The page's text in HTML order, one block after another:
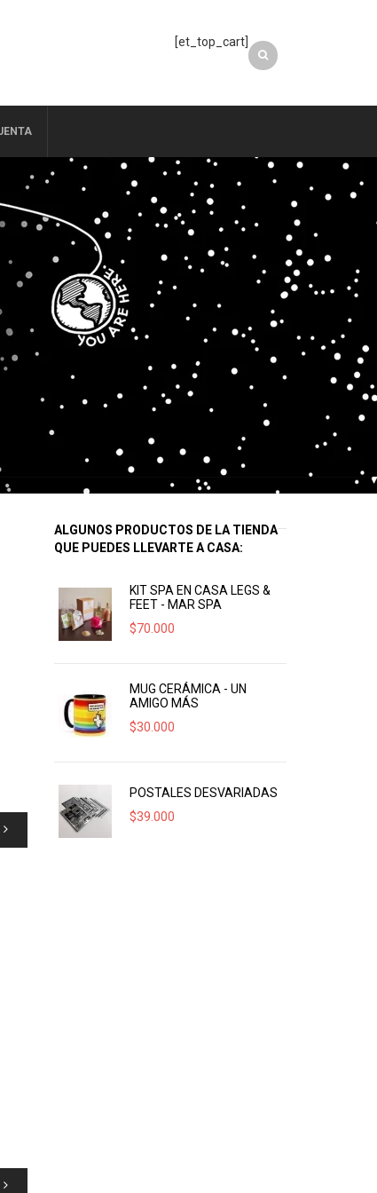
[et_top_cart]
ALGUNOS PRODUCTOS DE LA TIENDA
QUE PUEDES LLEVARTE A CASA:
KIT SPA EN CASA LEGS &
FEET - MAR SPA
$70.000
MUG CERÁMICA - UN
AMIGO MÁS
$30.000
POSTALES DESVARIADAS
$39.000